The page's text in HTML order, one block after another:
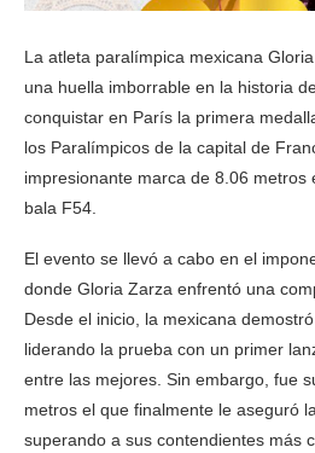
La atleta paralímpica mexicana
una huella imborrable en la historia
conquistar en París la primera
los Paralímpicos de la capital de
impresionante marca de 8.06 metros
bala F54.
El evento se llevó a cabo en el
donde Gloria Zarza enfrentó una
Desde el inicio, la mexicana
liderando la prueba con un primer
entre las mejores. Sin embargo, fue
metros el que finalmente le aseguró
superando a sus contendientes más